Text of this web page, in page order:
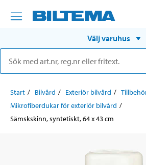
Välj varuhus
Start Bilvård Exteriör bilvård
Mikrofiberdukar för exteriör bilvård
Sämskskinn, syntetiskt, 64 x 43 cm